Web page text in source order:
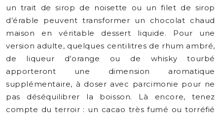
un trait de sirop de noisette ou un filet de sirop
d’érable peuvent transformer un chocolat chaud
maison en véritable dessert liquide. Pour une
version adulte, quelques centilitres de rhum ambré,
de liqueur d’orange ou de whisky tourbé
apporteront une dimension aromatique
supplémentaire, à doser avec parcimonie pour ne
pas déséquilibrer la boisson. Là encore, tenez
compte du terroir : un cacao très fumé ou torréfié